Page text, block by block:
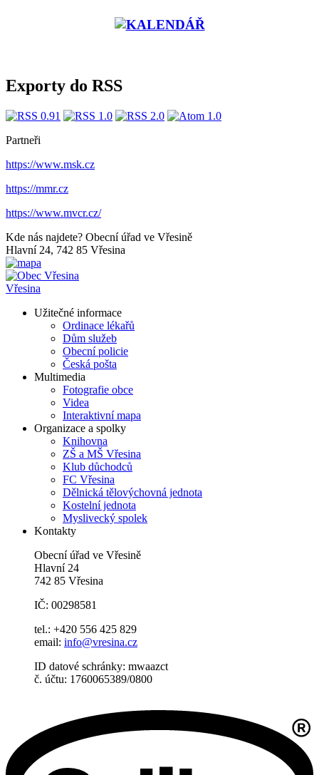
Exporty do RSS
Partneři
https://www.msk.cz
https://mmr.cz
https://www.mvcr.cz/
Kde nás najdete? Obecní úřad ve Vřesině
Hlavní 24, 742 85 Vřesina
Vřesina
Užitečné informace
Ordinace lékařů
Dům služeb
Obecní policie
Česká pošta
Multimedia
Fotografie obce
Videa
Interaktivní mapa
Organizace a spolky
Knihovna
ZŠ a MŠ Vřesina
Klub důchodců
FC Vřesina
Dělnická tělovýchovná jednota
Kostelní jednota
Myslivecký spolek
Kontakty
Obecní úřad ve Vřesině
Hlavní 24
742 85 Vřesina
IČ: 00298581
tel.: +420 556 425 829
email: info@vresina.cz
ID datové schránky: mwaazct
č. účtu: 1760065389/0800